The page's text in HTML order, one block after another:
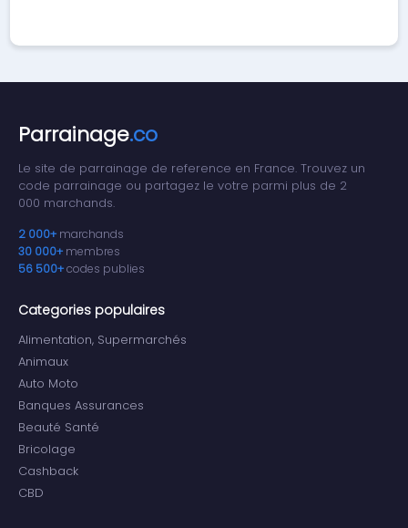
Parrainage.co
Le site de parrainage de reference en France. Trouvez un
code parrainage ou partagez le votre parmi plus de 2
000 marchands.
2 000+ marchands
30 000+ membres
56 500+codes publies
Categories populaires
Alimentation, Supermarchés
Animaux
Auto Moto
Banques Assurances
Beauté Santé
Bricolage
Cashback
CBD